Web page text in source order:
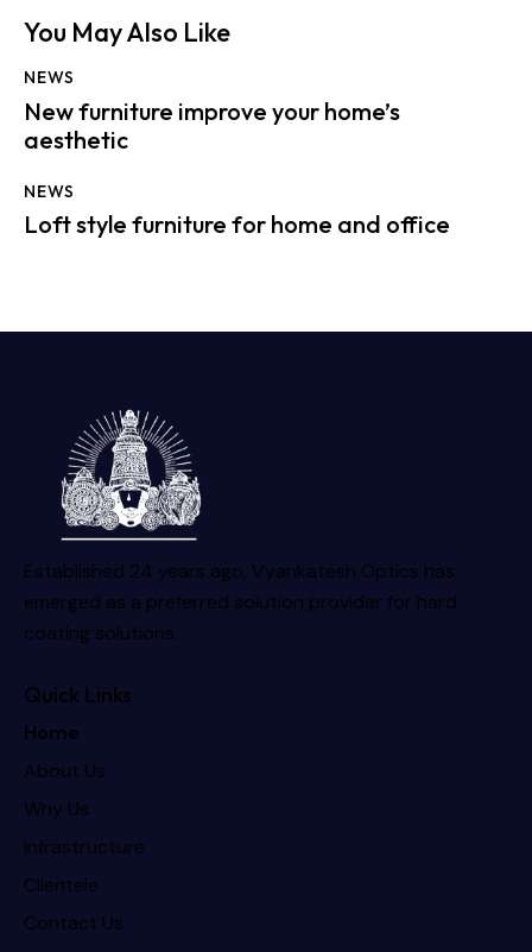
You May Also Like
NEWS
New furniture improve your home’s
aesthetic
NEWS
Loft style furniture for home and office
Established 24 years ago, Vyankatesh Optics has
emerged as a preferred solution provider for hard
coating solutions.
Quick Links
Home
About Us
Why Us
Infrastructure
Clientele
Contact Us